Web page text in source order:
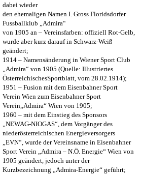
dabei wieder
den ehemaligen Namen I. Gross Floridsdorfer
Fussballklub „Admira“
von 1905 an – Vereinsfarben: offiziell Rot-Gelb,
wurde aber kurz darauf in Schwarz-Weiß
geändert;
1914 – Namensänderung in Wiener Sport Club
„Admira“ von 1905 (Quelle: Illustriertes
ÖsterreichischesSportblatt, vom 28.02.1914);
1951 – Fusion mit dem Eisenbahner Sport
Verein Wien zum Eisenbahner Sport
Verein„Admira“ Wien von 1905;
1960 – mit dem Einstieg des Sponsors
„NEWAG-NIOGAS“, dem Vorgänger des
niederösterreichischen Energieversorgers
„EVN“, wurde der Vereinsname in Eisenbahner
Sport Verein „Admira – N.Ö. Energie“ Wien von
1905 geändert, jedoch unter der
Kurzbezeichnung „Admira-Energie“ geführt;